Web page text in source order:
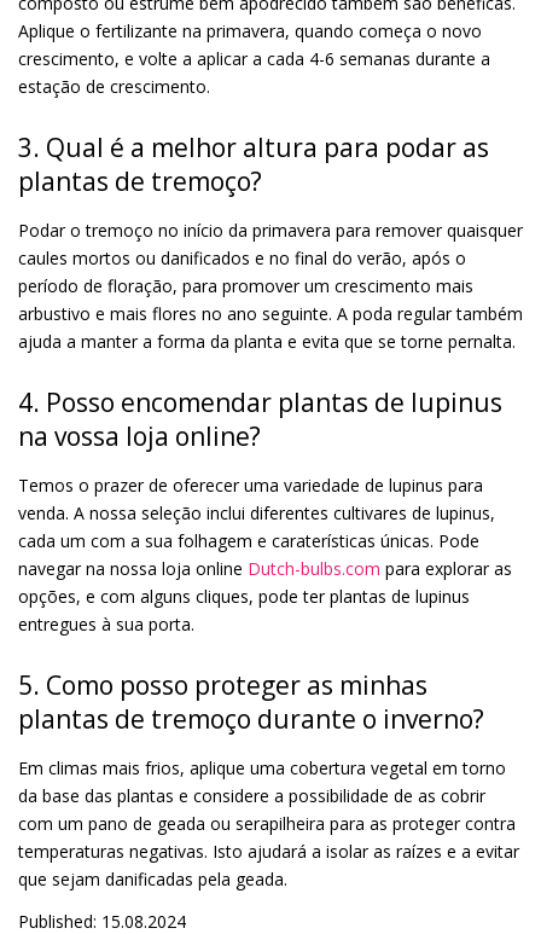
Aplique o fertilizante na primavera, quando começa o novo
crescimento, e volte a aplicar a cada 4-6 semanas durante a
estação de crescimento.
3. Qual é a melhor altura para podar as
plantas de tremoço?
Podar o tremoço no início da primavera para remover quaisquer
caules mortos ou danificados e no final do verão, após o
período de floração, para promover um crescimento mais
arbustivo e mais flores no ano seguinte. A poda regular também
ajuda a manter a forma da planta e evita que se torne pernalta.
4. Posso encomendar plantas de lupinus
na vossa loja online?
Temos o prazer de oferecer uma variedade de lupinus para
venda. A nossa seleção inclui diferentes cultivares de lupinus,
cada um com a sua folhagem e caraterísticas únicas. Pode
navegar na nossa loja online Dutch-bulbs.com para explorar as
opções, e com alguns cliques, pode ter plantas de lupinus
entregues à sua porta.
5. Como posso proteger as minhas
plantas de tremoço durante o inverno?
Em climas mais frios, aplique uma cobertura vegetal em torno
da base das plantas e considere a possibilidade de as cobrir
com um pano de geada ou serapilheira para as proteger contra
temperaturas negativas. Isto ajudará a isolar as raízes e a evitar
que sejam danificadas pela geada.
Published: 15.08.2024